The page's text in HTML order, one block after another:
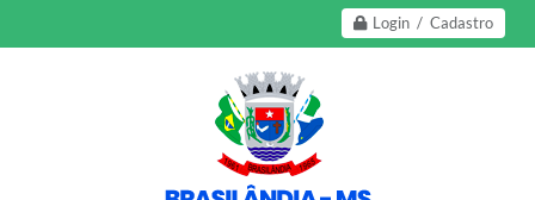
Login / Cadastro